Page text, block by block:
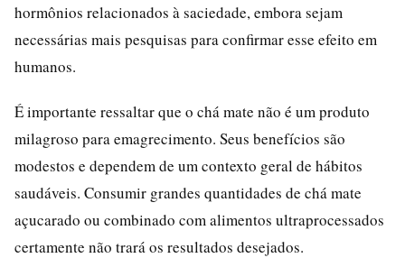
hormônios relacionados à saciedade, embora sejam
necessárias mais pesquisas para confirmar esse efeito em
humanos.
É importante ressaltar que o chá mate não é um produto
milagroso para emagrecimento. Seus benefícios são
modestos e dependem de um contexto geral de hábitos
saudáveis. Consumir grandes quantidades de chá mate
açucarado ou combinado com alimentos ultraprocessados
certamente não trará os resultados desejados.